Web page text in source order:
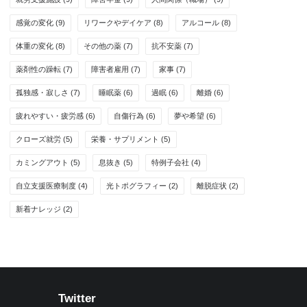
感覚の変化 (9) リワークやデイケア (8) アルコール (8)
体重の変化 (8) その他の薬 (7) 抗不安薬 (7)
薬剤性の躁転 (7) 障害者雇用 (7) 家事 (7)
孤独感・寂しさ (7) 睡眠薬 (6) 過眠 (6) 離婚 (6)
疲れやすい・疲労感 (6) 自傷行為 (6) 夢や希望 (6)
クローズ就労 (5) 栄養・サプリメント (5)
カミングアウト (5) 息抜き (5) 特例子会社 (4)
自立支援医療制度 (4) 光トポグラフィー (2) 離脱症状 (2)
新着ナレッジ (2)
Twitter